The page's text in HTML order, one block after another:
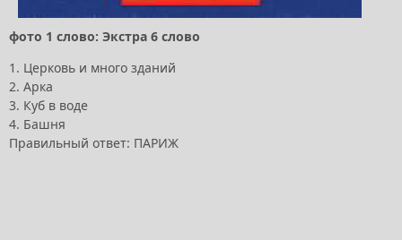
фото 1 слово: Экстра 6 слово
1. Церковь и много зданий
2. Арка
3. Куб в воде
4. Башня
Правильный ответ: ПАРИЖ